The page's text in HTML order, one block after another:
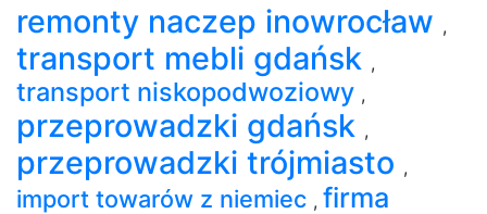
remonty naczep inowrocław ,
transport mebli gdańsk ,
transport niskopodwoziowy ,
przeprowadzki gdańsk ,
przeprowadzki trójmiasto ,
import towarów z niemiec , firma